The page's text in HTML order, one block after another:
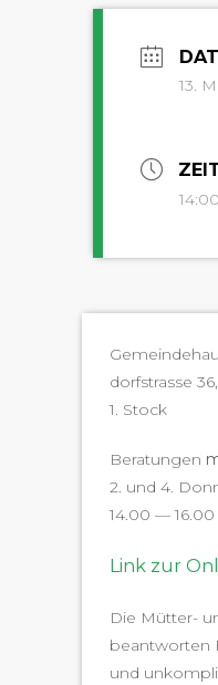
13.
dorf­s­trasse
1. Stock
Beratun­gen
2. und 4.
14.00 —
Link zur
Die Müt­ter-
beant­worten
und